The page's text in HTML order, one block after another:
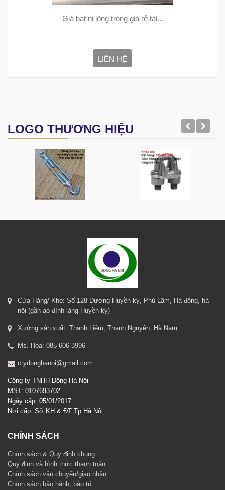
Giá bạt ni lông trong giá rẻ tại...
LIÊN HỆ
LOGO THƯƠNG HIỆU
Cửa Hàng/ Kho: Số 128 Đường Huyền kỳ, Phú Lãm, Hà đông, hà
nội (gần ao đình làng Huyền kỳ)
Xưởng sản xuất: Thanh Liêm, Thanh Nguyên, Hà Nam
Ms. Hoa: 085 606 3996
ctydonghanoi@gmail.com
Công ty TNHH Đông Hà Nội
MST: 0107693702
Ngày cấp: 05/01/2017
Nơi cấp: Sở KH & ĐT Tp Hà Nội
CHÍNH SÁCH
Chính sách & Quy định chung
Quy định và hình thức thanh toán
Chính sách vận chuyển/giao nhận
Chính sách bảo hành, bảo trì